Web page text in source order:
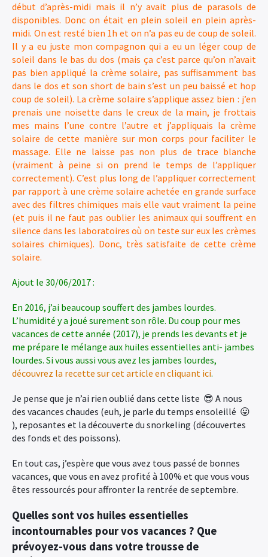
début d’après-midi mais il n’y avait plus de parasols de
disponibles. Donc on était en plein soleil en plein après-
midi. On est resté bien 1h et on n’a pas eu de coup de soleil.
Il y a eu juste mon compagnon qui a eu un léger coup de
soleil dans le bas du dos (mais ça c’est parce qu’on n’avait
pas bien appliqué la crème solaire, pas suffisamment bas
dans le dos et son short de bain s’est un peu baissé et hop
coup de soleil). La crème solaire s’applique assez bien : j’en
prenais une noisette dans le creux de la main, je frottais
mes mains l’une contre l’autre et j’appliquais la crème
solaire de cette manière sur mon corps pour faciliter le
massage. Elle ne laisse pas non plus de trace blanche
(vraiment à peine si on prend le temps de l’appliquer
correctement). C’est plus long de l’appliquer correctement
par rapport à une crème solaire achetée en grande surface
avec des filtres chimiques mais elle vaut vraiment la peine
(et puis il ne faut pas oublier les animaux qui souffrent en
silence dans les laboratoires où on teste sur eux les crèmes
solaires chimiques). Donc, très satisfaite de cette crème
solaire.
Ajout le 30/06/2017 :
En 2016, j’ai beaucoup souffert des jambes lourdes.
L’humidité y a joué surement son rôle. Du coup pour mes
vacances de cette année (2017), je prends les devants et je
me prépare le mélange aux huiles essentielles anti- jambes
lourdes. Si vous aussi vous avez les jambes lourdes,
découvrez la recette sur cet article en cliquant ici.
Je pense que je n’ai rien oublié dans cette liste 😎 A nous
des vacances chaudes (euh, je parle du temps ensoleillé 😛
), reposantes et la découverte du snorkeling (découvertes
des fonds et des poissons).
En tout cas, j’espère que vous avez tous passé de bonnes
vacances, que vous en avez profité à 100% et que vous vous
êtes ressourcés pour affronter la rentrée de septembre.
Quelles sont vos huiles essentielles
incontournables pour vos vacances ? Que
prévoyez-vous dans votre trousse de